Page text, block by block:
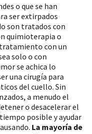
o que se han
ser extirpados
son tratados con
quimioterapia o
con un
solo o con
se achica lo
una cirugía para
del cuello. Sin
a menudo el
o desacelerar el
posible y ayudar
La mayoría de